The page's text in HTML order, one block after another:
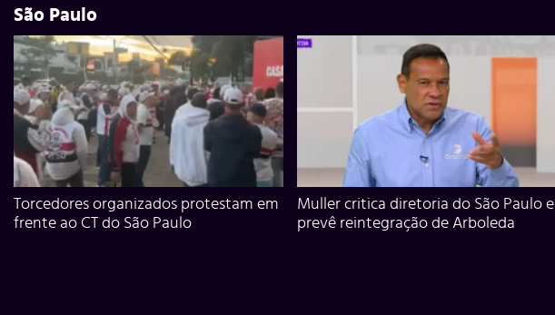
São Paulo
Torcedores organizados protestam em
frente ao CT do São Paulo
Muller critica diretoria do São Paulo e
prevê reintegração de Arboleda